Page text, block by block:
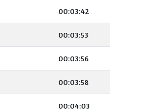
00:03:42
00:03:53
00:03:56
00:03:58
00:04:03